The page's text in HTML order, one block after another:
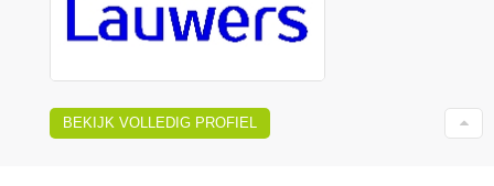
BEKIJK VOLLEDIG PROFIEL